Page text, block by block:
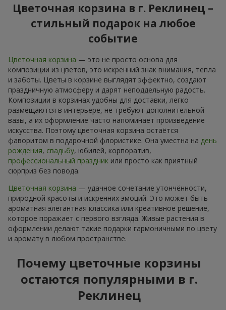
Цветочная корзина в г. Реклинец –
стильный подарок на любое
событие
Цветочная корзина — это не просто основа для
композиции из цветов, это искренний знак внимания, тепла
и заботы. Цветы в корзине выглядят эффектно, создают
праздничную атмосферу и дарят неподдельную радость.
Композиции в корзинах удобны для доставки, легко
размещаются в интерьере, не требуют дополнительной
вазы, а их оформление часто напоминает произведение
искусства. Поэтому цветочная корзина остаётся
фаворитом в подарочной флористике. Она уместна на день
рождения, свадьбу, юбилей, корпоратив,
профессиональный праздник или просто как приятный
сюрприз без повода.
Цветочная корзина — удачное сочетание утончённости,
природной красоты и искренних эмоций. Это может быть
ароматная элегантная классика или креативное решение,
которое поражает с первого взгляда. Живые растения в
оформлении делают такие подарки гармоничными по цвету
и аромату в любом пространстве.
Почему цветочные корзины
остаются популярными в г.
Реклинец